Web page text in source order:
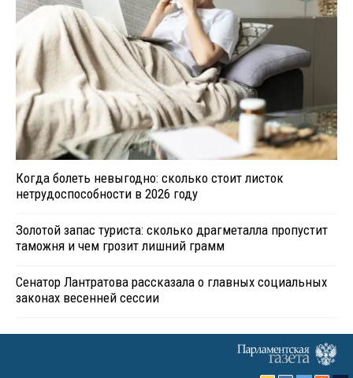
Когда болеть невыгодно: сколько стоит листок
нетрудоспособности в 2026 году
Золотой запас туриста: сколько драгметалла пропустит
таможня и чем грозит лишний грамм
Сенатор Лантратова рассказала о главных социальных
законах весенней сессии